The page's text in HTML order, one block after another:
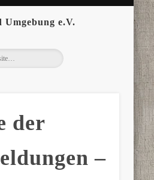
Umgebung e.V.
der
–